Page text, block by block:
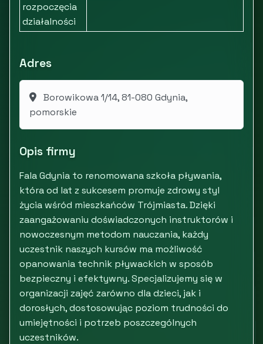
rozpoczęcia
działalności
Adres
Borowikowa 1/14, 81-080 Gdynia,
pomorskie
Opis firmy
Fala Gdynia to renomowana szkoła pływania,
która od lat z sukcesem promuje zdrowy styl
życia wśród mieszkańców Trójmiasta. Dzięki
zaangażowaniu doświadczonych instruktorów i
nowoczesnym metodom nauczania, każdy
uczestnik naszych kursów ma możliwość
opanowania technik pływackich w sposób
bezpieczny i efektywny. Specjalizujemy się w
organizacji zajęć zarówno dla dzieci, jak i
dorosłych, dostosowując poziom trudności do
umiejętności i potrzeb poszczególnych
uczestników.